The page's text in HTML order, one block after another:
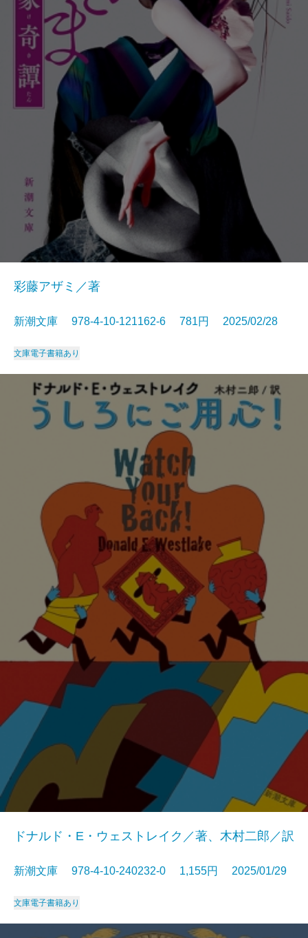
彩藤アザミ／著
新潮文庫 978-4-10-121162-6 781円 2025/02/28
文庫電子書籍あり
ドナルド・E・ウェストレイク／著、木村二郎／訳
新潮文庫 978-4-10-240232-0 1,155円 2025/01/29
文庫電子書籍あり